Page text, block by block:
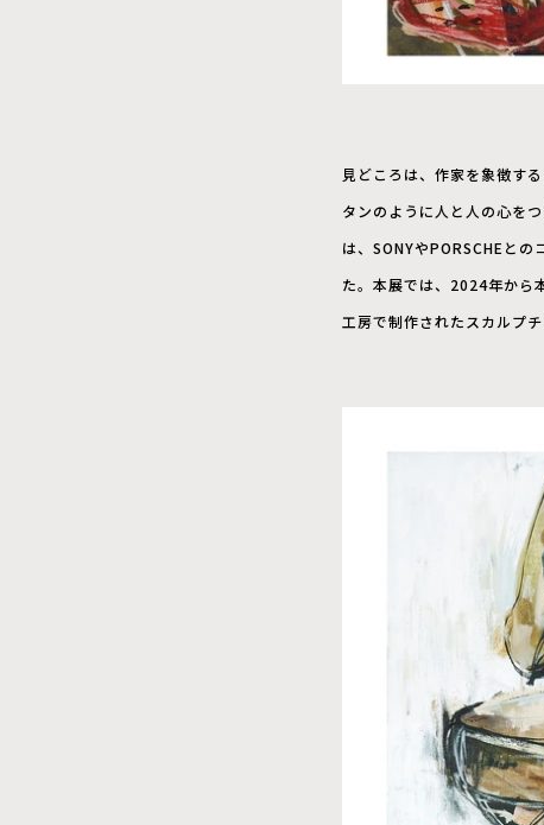
見どころは、作家を象徴す
タンのように人と人の心を
は、SONYやPORSCHEと
た。本展では、2024年から
工房で制作されたスカルプ